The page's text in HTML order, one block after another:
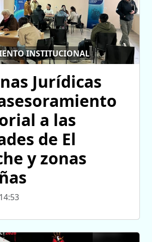
INSTITUCIONAL
Jurídicas
a las
de El
y zonas